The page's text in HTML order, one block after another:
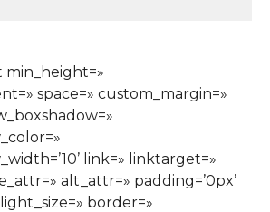
min_height=»
space=» custom_margin=»
link=» linktarget=»
alt_attr=» padding=’0px’
border=»